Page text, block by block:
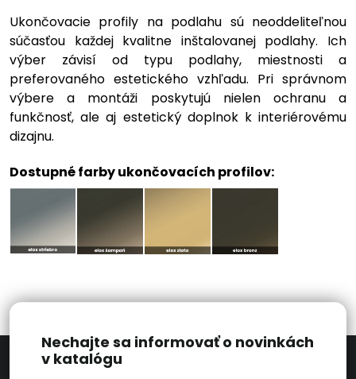
Ukončovacie profily na podlahu sú neoddeliteľnou
súčasťou každej kvalitne inštalovanej podlahy. Ich
výber závisí od typu podlahy, miestnosti a
preferovaného estetického vzhľadu. Pri správnom
výbere a montáži poskytujú nielen ochranu a
funkčnosť, ale aj estetický doplnok k interiérovému
dizajnu.
Dostupné farby ukončovacích profilov:
Nechajte sa informovať o novinkách
v katalógu